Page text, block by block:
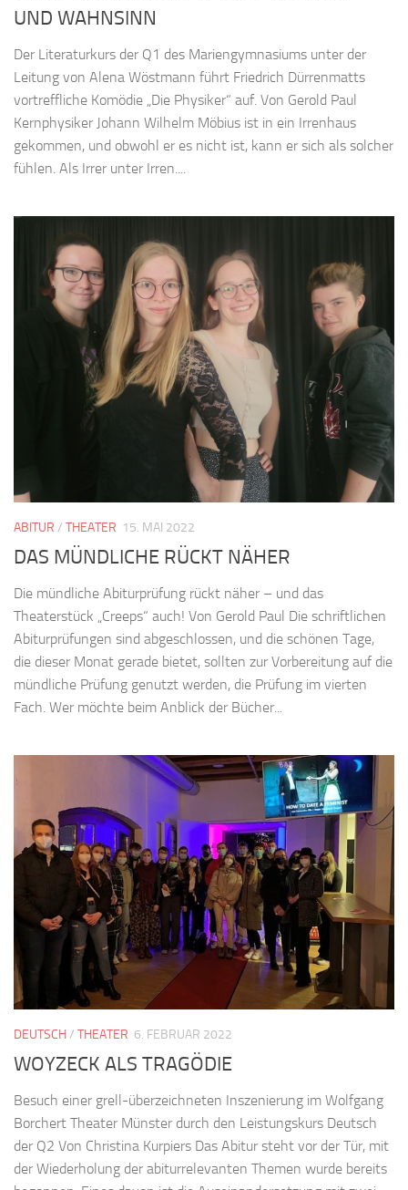
UND WAHNSINN
Der Literaturkurs der Q1 des Mariengymnasiums unter der
Leitung von Alena Wöstmann führt Friedrich Dürrenmatts
vortreffliche Komödie „Die Physiker“ auf. Von Gerold Paul
Kernphysiker Johann Wilhelm Möbius ist in ein Irrenhaus
gekommen, und obwohl er es nicht ist, kann er sich als solcher
fühlen. Als Irrer unter Irren....
ABITUR / THEATER 15. MAI 2022
DAS MÜNDLICHE RÜCKT NÄHER
Die mündliche Abiturprüfung rückt näher – und das
Theaterstück „Creeps“ auch! Von Gerold Paul Die schriftlichen
Abiturprüfungen sind abgeschlossen, und die schönen Tage,
die dieser Monat gerade bietet, sollten zur Vorbereitung auf die
mündliche Prüfung genutzt werden, die Prüfung im vierten
Fach. Wer möchte beim Anblick der Bücher...
DEUTSCH/ THEATER 6. FEBRUAR 2022
WOYZECK ALS TRAGÖDIE
Besuch einer grell-überzeichneten Inszenierung im Wolfgang
Borchert Theater Münster durch den Leistungskurs Deutsch
der Q2 Von Christina Kurpiers Das Abitur steht vor der Tür, mit
der Wiederholung der abiturrelevanten Themen wurde bereits